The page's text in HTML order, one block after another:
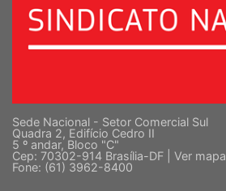
Sede Nacional - Setor Comercial Sul
Quadra 2, Edifício Cedro II
5 º andar, Bloco "C"
Cep: 70302-914 Brasília-DF | Ver mapa
Fone: (61) 3962-8400